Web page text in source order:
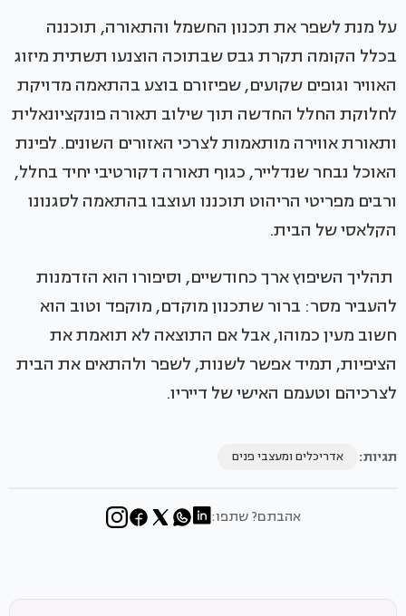
על מנת לשפר את תכנון החשמל והתאורה, תוכננה
בכלל הקומה תקרת גבס שבתוכה הוצנעו תשתית מיזוג
האוויר וגופים שקועים, שפיזורם בוצע בהתאמה מדויקת
לחלוקת החלל החדשה תוך שילוב תאורה פונקציונאלית
ותאורת אווירה מותאמות לצרכי האזורים השונים. לפינת
האוכל נבחר שנדלייר, כגוף תאורה דקורטיבי יחיד בחלל,
ורבים מפריטי הריהוט תוכננו ועוצבו בהתאמה לסגנונו
הקלאסי של הבית.
תהליך השיפוץ ארך כחודשיים, וסיפורו הוא הזדמנות
להעביר מסר: ברור שתכנון מוקדם, מוקפד וטוב הוא
חשוב מעין כמוהו, אבל אם התוצאה לא תואמת את
הציפיות, תמיד אפשר לשנות, לשפר ולהתאים את הבית
לצרכיהם וטעמם האישי של דייריו.
תגיות: אדריכלים ומעצבי פנים
אהבתם? שתפו: